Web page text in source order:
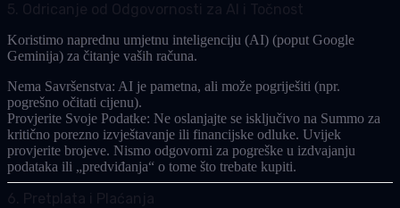
5. Odricanje od Odgovornosti za AI i Točnost
Koristimo naprednu umjetnu inteligenciju (AI) (poput Google
Geminija) za čitanje vaših računa.
Nema Savršenstva: AI je pametna, ali može pogriješiti (npr.
pogrešno očitati cijenu).
Provjerite Svoje Podatke: Ne oslanjajte se isključivo na Summo za
kritično porezno izvještavanje ili financijske odluke. Uvijek
provjerite brojeve. Nismo odgovorni za pogreške u izdvajanju
podataka ili „predviđanja“ o tome što trebate kupiti.
6. Pretplata i Plaćanja